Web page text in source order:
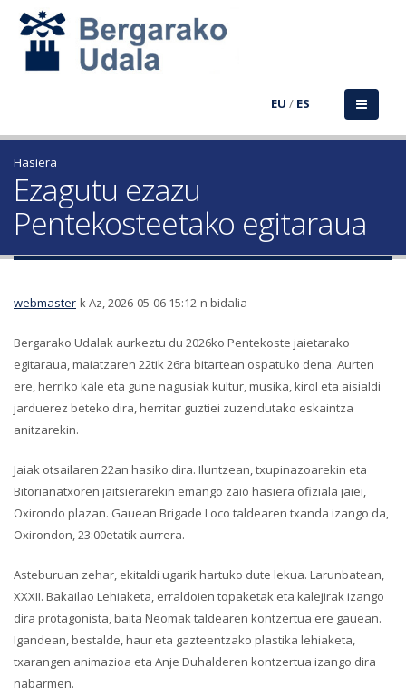
EU / ES
Hasiera
Ezagutu ezazu
Pentekosteetako egitaraua
webmaster-k Az, 2026-05-06 15:12-n bidalia
Bergarako Udalak aurkeztu du 2026ko Pentekoste jaietarako
egitaraua, maiatzaren 22tik 26ra bitartean ospatuko dena. Aurten
ere, herriko kale eta gune nagusiak kultur, musika, kirol eta aisialdi
jarduerez beteko dira, herritar guztiei zuzendutako eskaintza
anitzarekin.
Jaiak otsailaren 22an hasiko dira. Iluntzean, txupinazoarekin eta
Bitorianatxoren jaitsierarekin emango zaio hasiera ofiziala jaiei,
Oxirondo plazan. Gauean Brigade Loco taldearen txanda izango da,
Oxirondon, 23:00etatik aurrera.
Asteburuan zehar, ekitaldi ugarik hartuko dute lekua. Larunbatean,
XXXII. Bakailao Lehiaketa, erraldoien topaketak eta kalejirak izango
dira protagonista, baita Neomak taldearen kontzertua ere gauean.
Igandean, bestalde, haur eta gazteentzako plastika lehiaketa,
txarangen animazioa eta Anje Duhalderen kontzertua izango dira
nabarmen.